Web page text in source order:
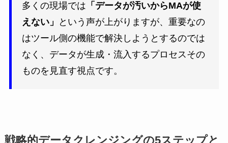
多くの現場では 「データが汚いからMAが使
えない」
という声が上がりますが、重要なの
はツール側の機能で解決しようとするのでは
なく、データが生成・流入するプロセスその
ものを見直す視点です。
戦略的データクレンジングの5ステップと